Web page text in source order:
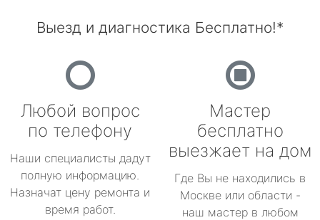
Выезд и диагностика Бесплатно!*
Любой вопрос
по телефону
Наши специалисты дадут
полную информацию.
Назначат цену ремонта и
время работ.
Мастер
бесплатно
выезжает на дом
Где Вы не находились в
Москве или области -
наш мастер в любом